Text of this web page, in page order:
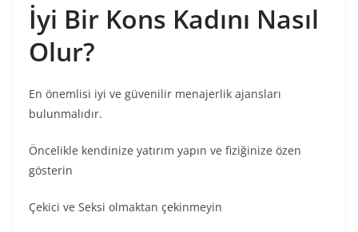
İyi Bir Kons Kadını Nasıl
Olur?
En önemlisi iyi ve güvenilir menajerlik ajansları
bulunmalıdır.
Öncelikle kendinize yatırım yapın ve fiziğinize özen
gösterin
Çekici ve Seksi olmaktan çekinmeyin